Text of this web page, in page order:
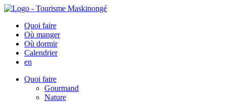
Quoi faire
Où manger
Où dormir
Calendrier
en
Quoi faire
Gourmand
Nature